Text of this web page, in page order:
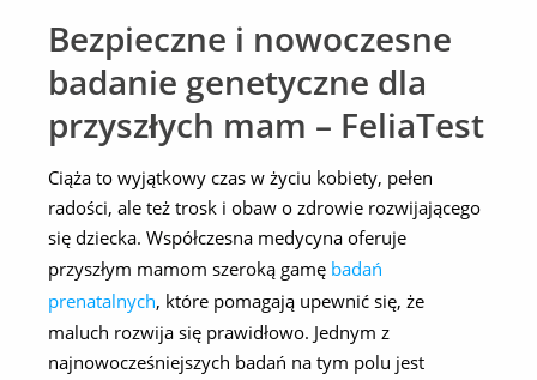
Bezpieczne i nowoczesne
badanie genetyczne dla
przyszłych mam – FeliaTest
Ciąża to wyjątkowy czas w życiu kobiety, pełen
radości, ale też trosk i obaw o zdrowie rozwijającego
się dziecka. Współczesna medycyna oferuje
przyszłym mamom szeroką gamę badań
prenatalnych, które pomagają upewnić się, że
maluch rozwija się prawidłowo. Jednym z
najnowocześniejszych badań na tym polu jest